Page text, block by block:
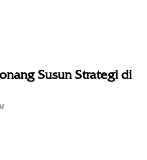
Susun Strategi di